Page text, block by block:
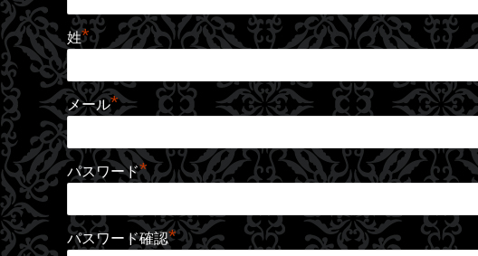
姓*
メール*
パスワード*
パスワード確認*